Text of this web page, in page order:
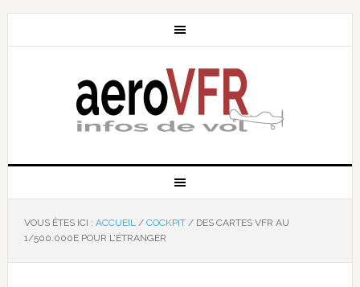
VOUS ÊTES ICI : ACCUEIL / COCKPIT /DES CARTES VFR AU
1/500.000E POUR L’ÉTRANGER